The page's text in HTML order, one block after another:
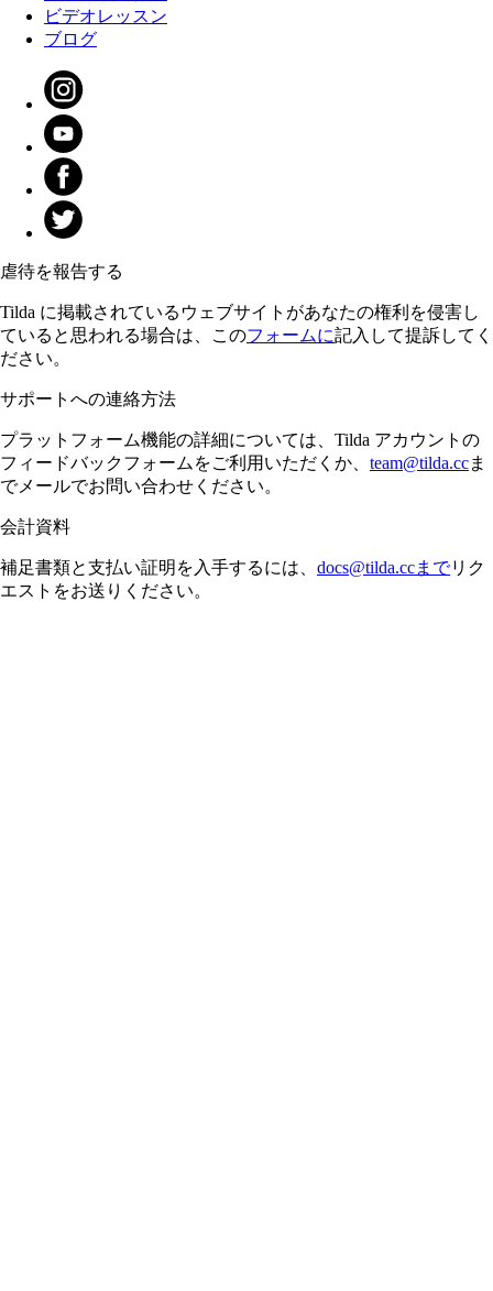
ビデオレッスン
ブログ
虐待を報告する
Tilda に掲載されているウェブサイトがあなたの権利を侵害し
ていると思われる場合は、このフォームに記入して提訴してく
ださい。
サポートへの連絡方法
プラットフォーム機能の詳細については、Tilda アカウントの
フィードバックフォームをご利用いただくか、 team@tilda.ccま
でメールでお問い合わせください。
会計資料
補足書類と支払い証明を入手するには、 docs@tilda.ccまでリク
エストをお送りください。